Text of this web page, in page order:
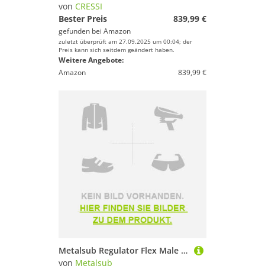
von CRESSI
Bester Preis
839,99 €
gefunden bei Amazon
zuletzt überprüft am 27.09.2025 um 00:04; der
Preis kann sich seitdem geändert haben.
Weitere Angebote:
Amazon
839,99 €
Metalsub Regulator Flex Male 1/2´´ Unf Schlauch
von Metalsub